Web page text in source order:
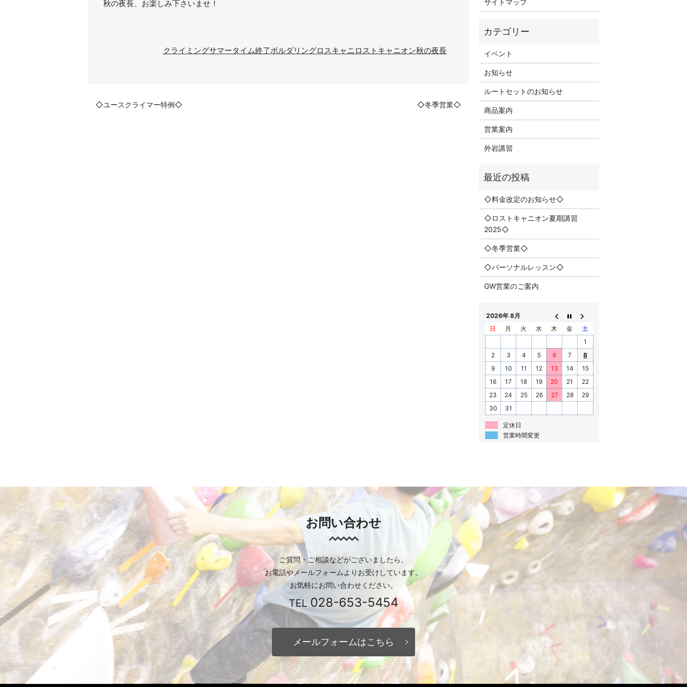
秋の夜長、お楽しみ下さいませ！
クライミングサマータイム終了ボルダリングロスキャニ ロストキャニオン秋の夜長
◇ユースクライマー特例◇ ◇冬季営業◇
イベント
お知らせ
ルートセットのお知らせ
商品案内
営業案内
外岩講習
◇料金改定のお知らせ◇
◇ロストキャニオン夏期講習
2025◇
◇冬季営業◇
◇パーソナルレッスン◇
GW営業のご案内
2026年 8月
日
月 火 水 木 金
土
1
2
3 4 5 6 7
8
9
10 11 12 13 14
15
16
17 18 19 20 21
22
23
24 25 26 27 28
29
30
31
定休日
営業時間変更
お問い合わせ
ご質問・ご相談などがございましたら、
お電話やメールフォームより お受けしています。
お気軽にお問い合わせください。
TEL 028-653-5454
メールフォームはこちら